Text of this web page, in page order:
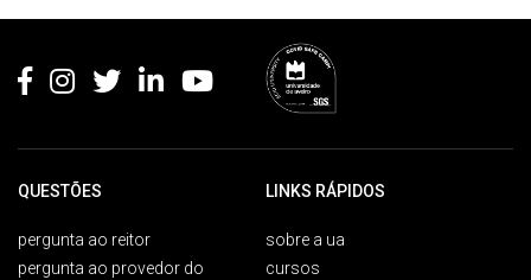
QUESTÕES
pergunta ao reitor
pergunta ao provedor do
LINKS RÁPIDOS
sobre a ua
cursos